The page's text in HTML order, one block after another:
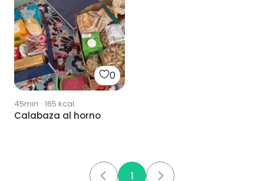
0
45min · 165 kcal
Calabaza al horno
1